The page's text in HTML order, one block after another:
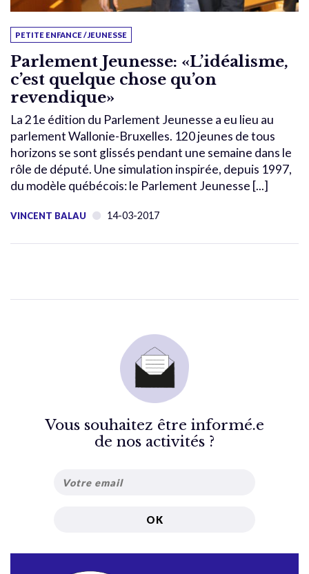
PETITE ENFANCE / JEUNESSE
Parlement Jeunesse: «L’idéalisme,
c’est quelque chose qu’on
revendique»
La 21e édition du Parlement Jeunesse a eu lieu au
parlement Wallonie-Bruxelles. 120 jeunes de tous
horizons se sont glissés pendant une semaine dans le
rôle de député. Une simulation inspirée, depuis 1997,
du modèle québécois: le Parlement Jeunesse [...]
VINCENT BALAU 14-03-2017
Vous souhaitez être informé.e
de nos activités ?